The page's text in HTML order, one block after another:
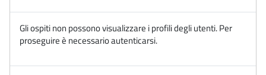
Gli ospiti non possono visualizzare i profili degli utenti. Per
proseguire è necessario autenticarsi.